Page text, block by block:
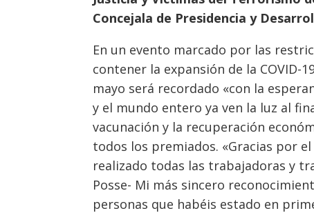
Concejala de Presidencia y
En un evento marcado por las
contener la expansión de la COVID-
mayo será recordado «con la
y el mundo entero ya ven la luz al
vacunación y la recuperación
todos los premiados. «Gracias por
realizado todas las trabajadoras y
Posse- Mi más sincero
personas que habéis estado en